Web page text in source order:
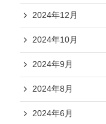
2024年12月
2024年10月
2024年9月
2024年8月
2024年6月